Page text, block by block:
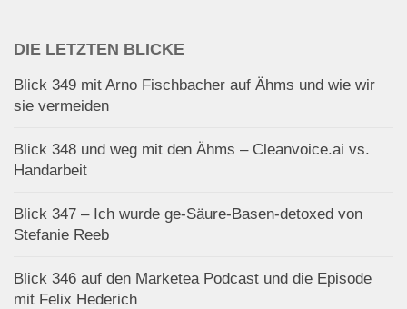
DIE LETZTEN BLICKE
Blick 349 mit Arno Fischbacher auf Ähms und wie wir
sie vermeiden
Blick 348 und weg mit den Ähms – Cleanvoice.ai vs.
Handarbeit
Blick 347 – Ich wurde ge-Säure-Basen-detoxed von
Stefanie Reeb
Blick 346 auf den Marketea Podcast und die Episode
mit Felix Hederich